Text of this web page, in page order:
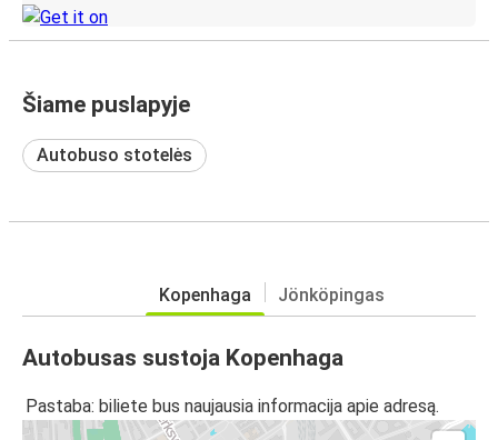
Šiame puslapyje
Autobuso stotelės
Kopenhaga Jönköpingas
Autobusas sustoja Kopenhaga
Pastaba: biliete bus naujausia informacija apie adresą.